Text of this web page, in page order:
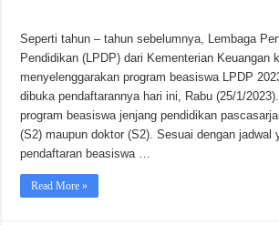
Seperti tahun – tahun sebelumnya, Lembaga
Pendidikan (LPDP) dari Kementerian Keuangan
menyelenggarakan program beasiswa LPDP
dibuka pendaftarannya hari ini, Rabu (25/1/
program beasiswa jenjang pendidikan
(S2) maupun doktor (S2). Sesuai dengan jadwal
pendaftaran beasiswa …
Read More »